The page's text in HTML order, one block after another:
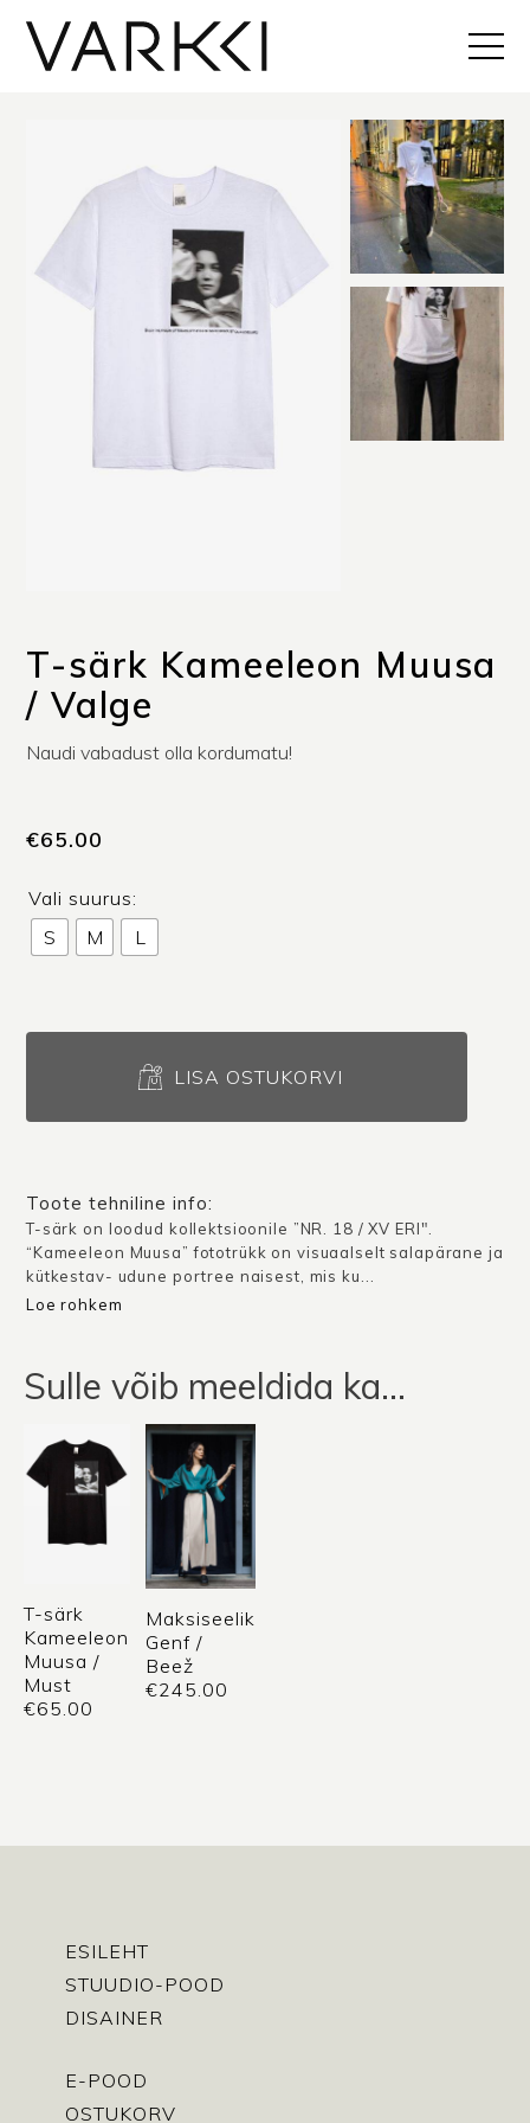
T-särk Kameeleon Muusa
/ Valge
Naudi vabadust olla kordumatu!
€65.00
Vali suurus:
S
M L
Valge
kogus
LISA OSTUKORVI
Toote tehniline info:
T-särk on loodud kollektsioonile ”NR. 18 / XV ERI".
“Kameeleon Muusa” fototrükk on visuaalselt salapärane ja
kütkestav- udune portree naisest, mis ku...
Loe rohkem
Sulle võib meeldida ka…
T-särk
Kameeleon
Muusa /
Must
€65.00
Maksiseelik
Genf /
Beež
€245.00
ESILEHT
STUUDIO-POOD
DISAINER
E-POOD
OSTUKORV